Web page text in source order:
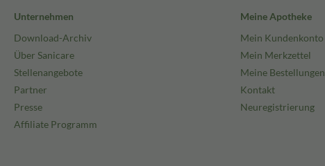
Unternehmen
Download-Archiv
Über Sanicare
Stellenangebote
Partner
Presse
Affiliate Programm
Meine Apotheke
Mein Kundenkonto
Mein Merkzettel
Meine Bestellungen
Kontakt
Neuregistrierung